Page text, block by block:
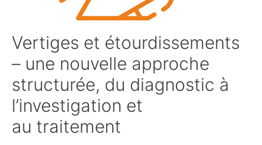
Vertiges et étourdissements
– une nouvelle approche
structurée, du diagnostic à
l’investigation et
au traitement